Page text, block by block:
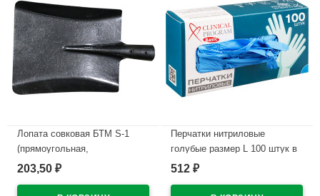
Лопата совковая БТМ S-1
(прямоугольная,
песочная,угольная)
203,50 ₽
Перчатки нитриловые
голубые размер L 100 штук в
упаковке
512 ₽